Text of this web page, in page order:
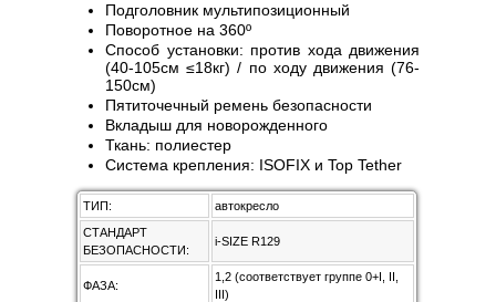
Подголовник мультипозиционный
Поворотное на 360º
Способ установки: против хода движения
(40-105см ≤18кг) / по ходу движения (76-
150см)
Пятиточечный ремень безопасности
Вкладыш для новорожденного
Ткань: полиестер
Система крепления: ISOFIX и Top Tether
ТИП:
автокресло
СТАНДАРТ
БЕЗОПАСНОСТИ:
i-SIZE R129
ФАЗА:
1,2 (соответствует группе 0+I, II,
III)